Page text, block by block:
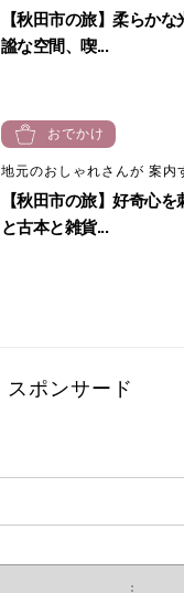
【秋田市の旅】柔らか
謐な空間、喫...
おでかけ
地元のおしゃれさんが 案内
【秋田市の旅】好奇心を
と古本と雑貨...
スポンサード